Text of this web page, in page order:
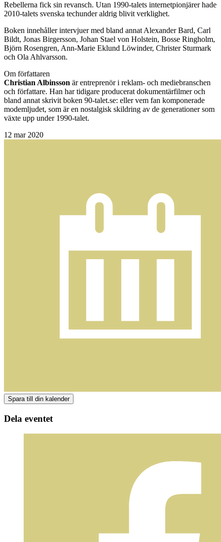
Rebellerna fick sin revansch. Utan 1990-talets internetpionjärer hade
2010-talets svenska techunder aldrig blivit verklighet.
Boken innehåller intervjuer med bland annat Alexander Bard, Carl
Bildt, Jonas Birgersson, Johan Stael von Holstein, Bosse Ringholm,
Björn Rosengren, Ann-Marie Eklund Löwinder, Christer Sturmark
och Ola Ahlvarsson.
Om författaren
Christian Albinsson är entreprenör i reklam- och mediebranschen
och författare. Han har tidigare producerat dokumentärfilmer och
bland annat skrivit boken 90-talet.se: eller vem fan komponerade
modemljudet, som är en nostalgisk skildring av de generationer som
växte upp under 1990-talet.
12 mar 2020
Dela eventet